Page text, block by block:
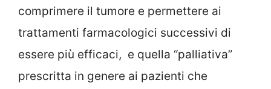
comprimere il tumore e permettere ai
trattamenti farmacologici successivi di
essere più efficaci, e quella “palliativa”
prescritta in genere ai pazienti che